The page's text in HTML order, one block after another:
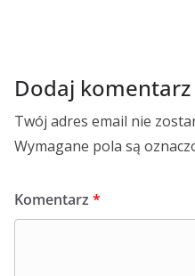
Dodaj komentarz
Twój adres email nie
Wymagane pola są
Komentarz *